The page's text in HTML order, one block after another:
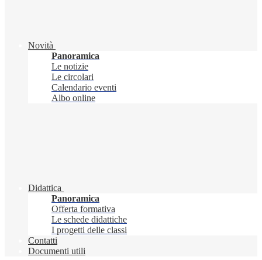
Novità
Panoramica
Le notizie
Le circolari
Calendario eventi
Albo online
Didattica
Panoramica
Offerta formativa
Le schede didattiche
I progetti delle classi
Contatti
Documenti utili